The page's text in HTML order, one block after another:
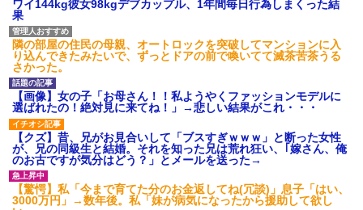
しませないでくれ
ワイ144kg彼女98kgデブカップル、1年間毎日行為しまくった結
果
隣の部屋の住民の母親、オートロックを突破してマンションに入
り込んできたみたいで、ずっとドアの前で喚いてて滅茶苦茶うる
さかった。
【画像】女の子「お母さん！！私ようやくファッションモデルに
選ばれたの！絶対見に来てね！」→悲しい結果がこれ・・・
【クズ】昔、兄がお見合いして「ブスすぎｗｗｗ」と断った女性
が、兄の同級生と結婚。それを知った兄は荒れ狂い、｢嫁さん、俺
のお古ですが気分はどう？」とメールを送った→
【驚愕】私「今まで育てた分のお金返してね(冗談)」息子「はい、
3000万円」→数年後。私「妹が病気になったから援助して欲し